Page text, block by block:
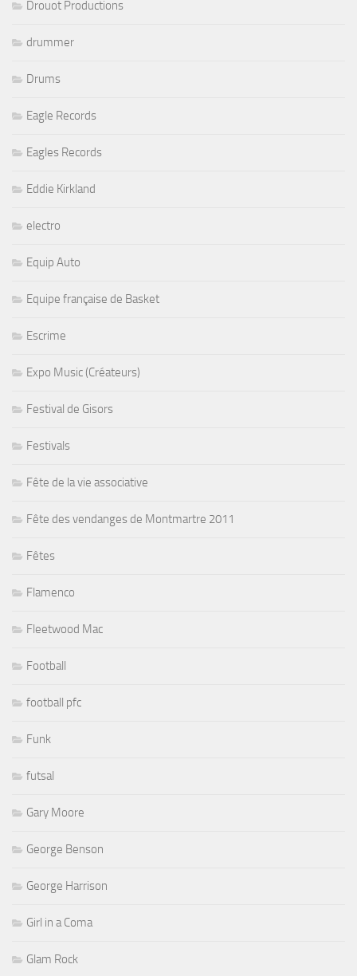
Drouot Productions
drummer
Drums
Eagle Records
Eagles Records
Eddie Kirkland
electro
Equip Auto
Equipe française de Basket
Escrime
Expo Music (Créateurs)
Festival de Gisors
Festivals
Fête de la vie associative
Fête des vendanges de Montmartre 2011
Fêtes
Flamenco
Fleetwood Mac
Football
football pfc
Funk
futsal
Gary Moore
George Benson
George Harrison
Girl in a Coma
Glam Rock